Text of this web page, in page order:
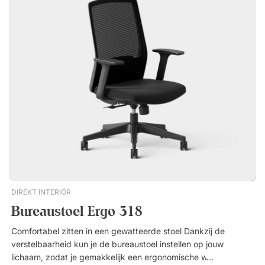
lounge of tijdens een evenement. Bevordert een betere
houding en verhoogde circulatie. Extra duurzaam en
krasbestendig. Flexibele plaatsing – eenvoudig te verplaatsen
en aan te passen. Tijdloos ontwerp dat in elke omgeving past.
DIREKT INTERIÖR
Bureaustoel Ergo 318
Comfortabel zitten in een gewatteerde stoel Dankzij de
verstelbaarheid kun je de bureaustoel instellen op jouw
lichaam, zodat je gemakkelijk een ergonomische werkhouding